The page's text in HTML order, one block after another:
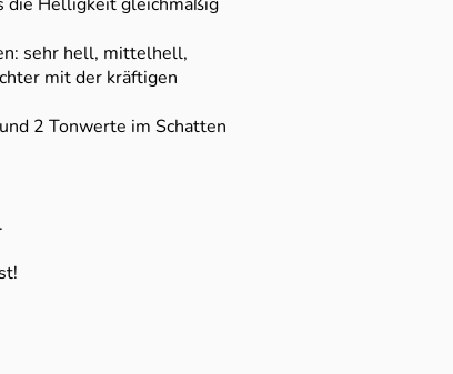
sehr hell, mittelhell,
mit der kräftigen
2 Tonwerte im Schatten